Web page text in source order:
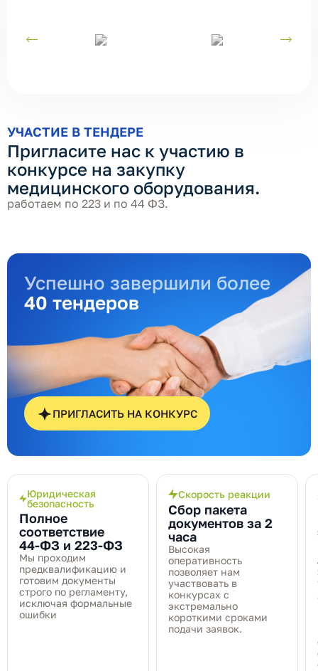
УЧАСТИЕ В ТЕНДЕРЕ
Пригласите нас к участию в
конкурсе на закупку
медицинского оборудования.
работаем по 223 и по 44 ФЗ.
Успешно завершили более
40 тендеров
ПРИГЛАСИТЬ НА КОНКУРС
Юридическая
безопасность
Полное
соответствие
44‑ФЗ и 223‑ФЗ
Мы проходим
предквалификацию и
готовим документы
строго по регламенту,
исключая формальные
ошибки
Скорость реакции
Сбор пакета
документов за 2
часа
Высокая
оперативность
позволяет нам
участвовать в
конкурсах с
экстремально
короткими сроками
подачи заявок.